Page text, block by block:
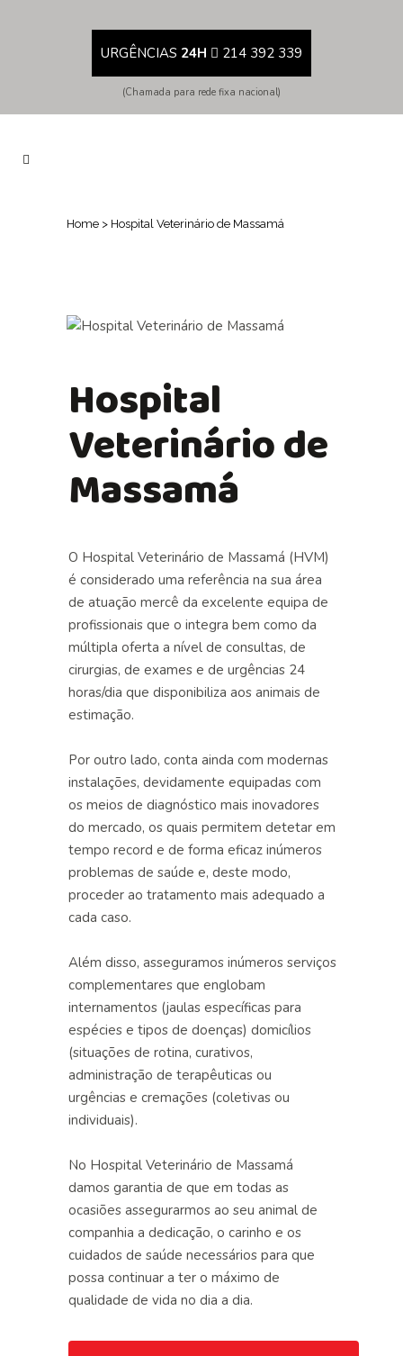
URGÊNCIAS 24H 214 392 339
(Chamada para rede fixa nacional)
Home > Hospital Veterinário de Massamá
Hospital
Veterinário de
Massamá
O Hospital Veterinário de Massamá (HVM)
é considerado uma referência na sua área
de atuação mercê da excelente equipa de
profissionais que o integra bem como da
múltipla oferta a nível de consultas, de
cirurgias, de examese de urgências24
horas/dia que disponibiliza aos animais de
estimação.
Por outro lado, conta ainda com modernas
instalações, devidamente equipadas com
os meios de diagnóstico mais inovadores
do mercado, os quais permitem detetar em
tempo record e de forma eficaz inúmeros
problemas de saúde e, deste modo,
proceder ao tratamento mais adequado a
cada caso.
Além disso, asseguramos inúmeros serviços
complementares que englobam
internamentos(jaulas específicas para
espécies e tipos de doenças) domicílios
(situações de rotina, curativos,
administração de terapêuticas ou
urgênciase cremações(coletivas ou
individuais).
No Hospital Veterinário de Massamá
damos garantia de que em todas as
ocasiões assegurarmos ao seu animal de
companhia a dedicação, o carinho e os
cuidados de saúde necessários para que
possa continuar a ter o máximo de
qualidade de vida no dia a dia.